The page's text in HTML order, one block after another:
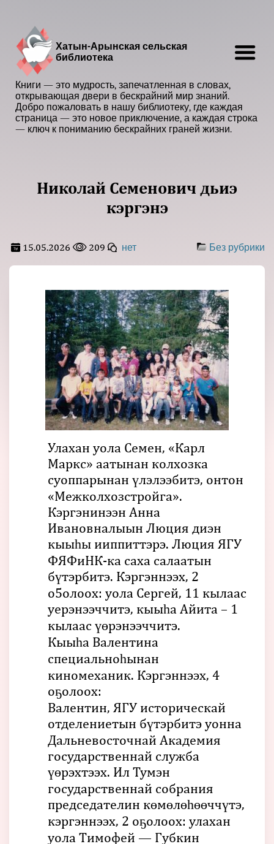
Хатын-Арынская сельская
библиотека
Книги — это мудрость, запечатленная в словах,
открывающая двери в бескрайний мир знаний.
Добро пожаловать в нашу библиотеку, где каждая
страница — это новое приключение, а каждая строка
— ключ к пониманию бескрайних граней жизни.
Николай Семенович дьиэ
кэргэнэ
15.05.2026 209 нет Без рубрики
Улахан уола Семен, «Карл
Маркс» аатынан колхозка
суоппарынан үлэлээбитэ, онтон
«Межколхозстройга».
Кэргэнинээн Анна
Ивановналыын Люция диэн
кыыһы ииппиттэрэ. Люция ЯГУ
ФЯФиНК-ка саха салаатын
бүтэрбитэ. Кэргэннээх, 2
о5олоох: уола Сергей, 11 кылаас
уерэнээччитэ, кыыһа Айита – 1
кылаас үөрэнээччитэ.
Кыыһа Валентина
специальноһынан
киномеханик. Кэргэннээх, 4
оҕолоох:
Валентин, ЯГУ историческай
отделениетын бүтэрбитэ уонна
Дальневосточнай Академия
государственнай служба
үөрэхтээх. Ил Тумэн
государственнай собрания
председателин көмөлөһөөччүтэ,
кэргэннээх, 2 оҕолоох: улахан
уола Тимофей — Губкин